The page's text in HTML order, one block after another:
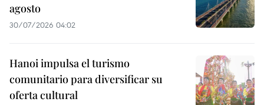
agosto
30/07/2026 04:02
Hanoi impulsa el turismo
comunitario para diversificar su
oferta cultural